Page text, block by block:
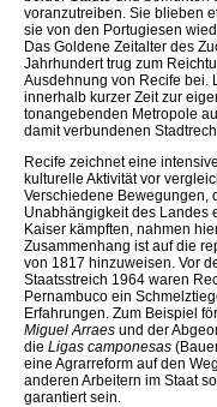
voranzutreiben. Sie blieben
sie von den Portugiesen
Das Goldene Zeitalter des
Jahrhundert trug zum
Ausdehnung von Recife bei.
innerhalb kurzer Zeit zur
tonangebenden Metropole
damit verbundenen
Recife zeichnet eine
kulturelle Aktivität vor
Verschiedene Bewegungen,
Unabhängigkeit des Landes
Kaiser kämpften, nahmen
Zusammenhang ist auf die
von 1817 hinzuweisen. Vor
Staatsstreich 1964 waren
Pernambuco ein
Erfahrungen. Zum Beispiel
Miguel Arraes und der
die Ligas camponesas
eine Agrarreform auf den
anderen Arbeitern im Staat
garantiert sein.